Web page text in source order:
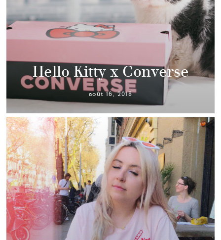
Hello Kitty x Converse
août 16, 2018